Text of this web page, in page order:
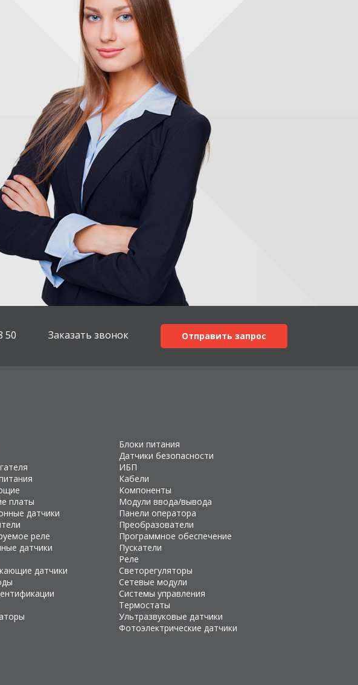
50 Заказать звонок Отправить запрос
Блоки питания
Датчики безопасности
ИБП
Кабели
Компоненты
платы
Модули ввода/вывода
датчики
Панели оператора
Преобразователи
реле
Программное обеспечение
датчики
Пускатели
Реле
датчики
Светорегуляторы
Сетевые модули
Системы управления
Термостаты
Ультразвуковые датчики
Фотоэлектрические датчики